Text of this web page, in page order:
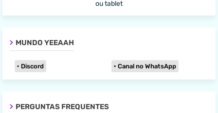
MUNDO YEEAAH
Discord Canal no WhatsApp
PERGUNTAS FREQUENTES